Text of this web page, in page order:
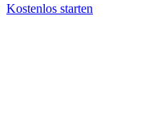
Kostenlos starten